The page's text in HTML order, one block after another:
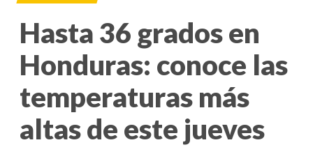
Hasta 36 grados en
Honduras: conoce las
temperaturas más
altas de este jueves